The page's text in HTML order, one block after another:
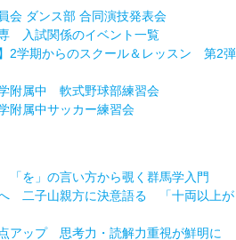
ダンス部 合同演技発表会
専 入試関係のイベント一覧
】2学期からのスクール＆レッスン 第2弾
学附属中 軟式野球部練習会
附属中サッカー練習会
を」の言い方から覗く群馬学入門
二子山親方に決意語る 「十両以上が
アップ 思考力・読解力重視が鮮明に